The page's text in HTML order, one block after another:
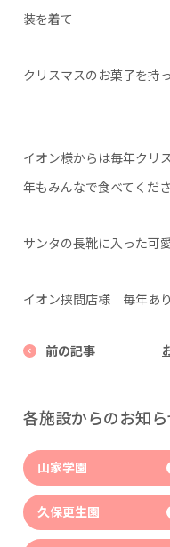
装を着て
クリスマスのお菓子を持
イオン様からは毎年クリ
年もみんなで食べてくだ
サンタの長靴に入った可
イオン挟間店様 毎年あ
前の記事
各施設からのお知
山家学園
久保更生園